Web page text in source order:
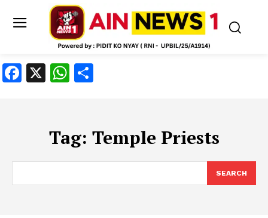
Facebook
X WhatsApp
Tag: Temple Priests
SEARCH